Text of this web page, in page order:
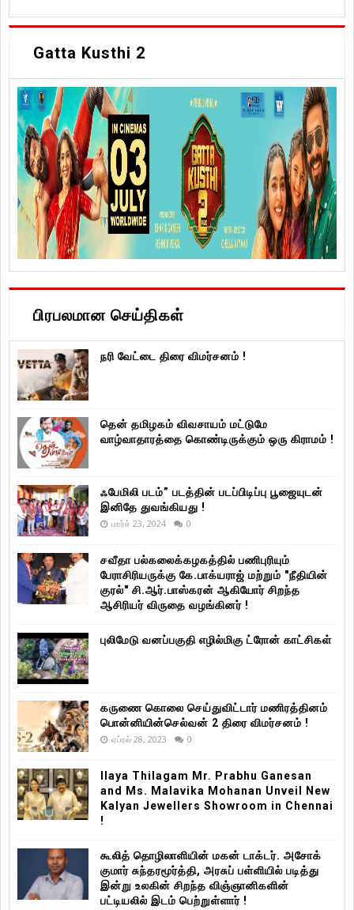
Gatta Kusthi 2
பிரபலமான செய்திகள்
நரி வேட்டை திரை விமர்சனம் !
தென் தமிழகம் விவசாயம் மட்டுமே
வாழ்வாதாரத்தை கொண்டிருக்கும் ஒரு கிராமம் !
ஃபேமிலி படம்” படத்தின் படப்பிடிப்பு பூஜையுடன்
இனிதே துவங்கியது !
மார்ச் 23, 2024 0
சவீதா பல்கலைக்கழகத்தில் பணிபுரியும்
பேராசிரியருக்கு கே.பாக்யராஜ் மற்றும் "நீதியின்
குரல்" சி.ஆர்.பாஸ்கரன் ஆகியோர் சிறந்த
ஆசிரியர் விருதை வழங்கினர் !
புலிமேடு வனப்பகுதி எழில்மிகு ட்ரோன் காட்சிகள்
கருணை கொலை செய்துவிட்டார் மணிரத்தினம்
பொன்னியின்செல்வன் 2 திரை விமர்சனம் !
ஏப்ரல் 28, 2023 0
Ilaya Thilagam Mr. Prabhu Ganesan
and Ms. Malavika Mohanan Unveil New
Kalyan Jewellers Showroom in Chennai
!
கூலித் தொழிலாளியின் மகன் டாக்டர். அசோக்
குமார் சுந்தரமூர்த்தி, அரசுப் பள்ளியில் படித்து
இன்று உலகின் சிறந்த விஞ்ஞானிகளின்
பட்டியலில் இடம் பெற்றுள்ளார் !